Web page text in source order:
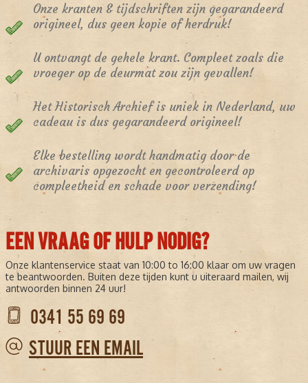
Onze kranten & tijdschriften zijn gegarandeerd
origineel, dus geen kopie of herdruk!
U ontvangt de gehele krant. Compleet zoals die
vroeger op de deurmat zou zijn gevallen!
Het Historisch Archief is uniek in Nederland, uw
cadeau is dus gegarandeerd origineel!
Elke bestelling wordt handmatig door de
archivaris opgezocht en gecontroleerd op
compleetheid en schade voor verzending!
EEN VRAAG OF HULP NODIG?
Onze klantenservice staat van 10:00 to 16:00 klaar om uw vragen
te beantwoorden. Buiten deze tijden kunt u uiteraard mailen, wij
antwoorden binnen 24 uur!
0341 55 69 69
STUUR EEN EMAIL